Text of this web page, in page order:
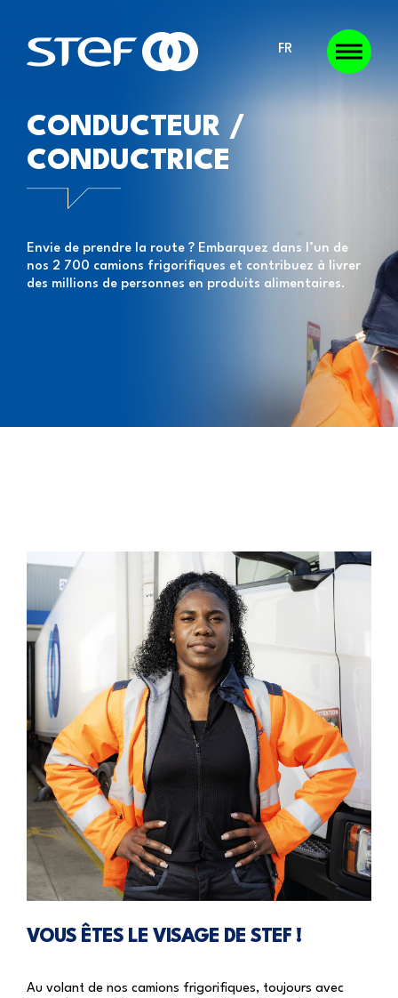
FR
CONDUCTEUR /
CONDUCTRICE
Envie de prendre la route ? Embarquez dans l’un de
nos 2 700 camions frigorifiques et contribuez à livrer
des millions de personnes en produits alimentaires.
VOUS ÊTES LE VISAGE DE STEF !
Au volant de nos camions frigorifiques, toujours avec